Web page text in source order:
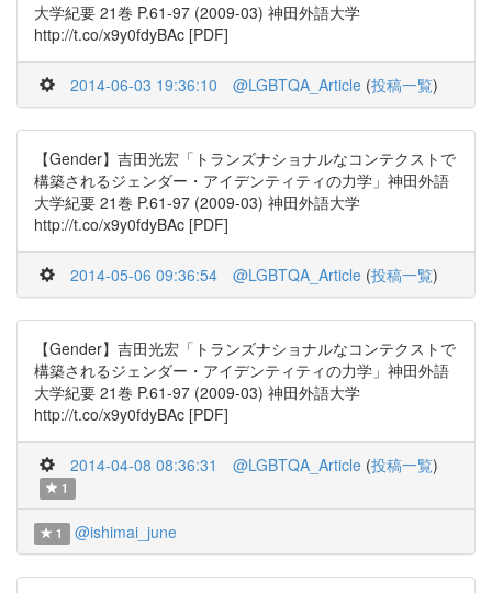
大学紀要 21巻 P.61-97 (2009-03) 神田外語大学
http://t.co/x9y0fdyBAc [PDF]
2014-06-03 19:36:10 @LGBTQA_Article (投稿一覧)
【Gender】吉田光宏「トランズナショナルなコンテクストで
構築されるジェンダー・アイデンティティの力学」神田外語
大学紀要 21巻 P.61-97 (2009-03) 神田外語大学
http://t.co/x9y0fdyBAc [PDF]
2014-05-06 09:36:54 @LGBTQA_Article (投稿一覧)
【Gender】吉田光宏「トランズナショナルなコンテクストで
構築されるジェンダー・アイデンティティの力学」神田外語
大学紀要 21巻 P.61-97 (2009-03) 神田外語大学
http://t.co/x9y0fdyBAc [PDF]
2014-04-08 08:36:31 @LGBTQA_Article (投稿一覧)
1
1 @ishimai_june